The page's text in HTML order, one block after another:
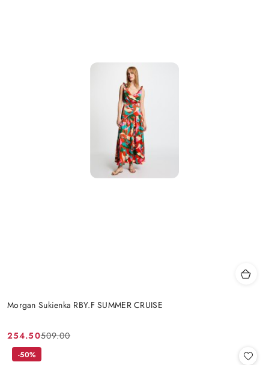
Morgan Sukienka RBY.F SUMMER CRUISE
Cena
promocyjna:
254.50
Cena
przed
509.00
-50%